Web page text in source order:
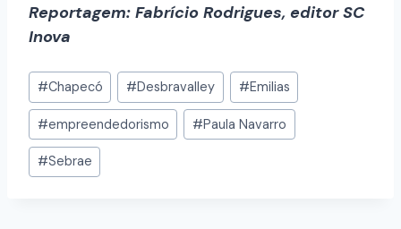
Reportagem: Fabrício Rodrigues, editor SC
Inova
#Chapecó #Desbravalley #Emilias
#empreendedorismo #Paula Navarro
#Sebrae